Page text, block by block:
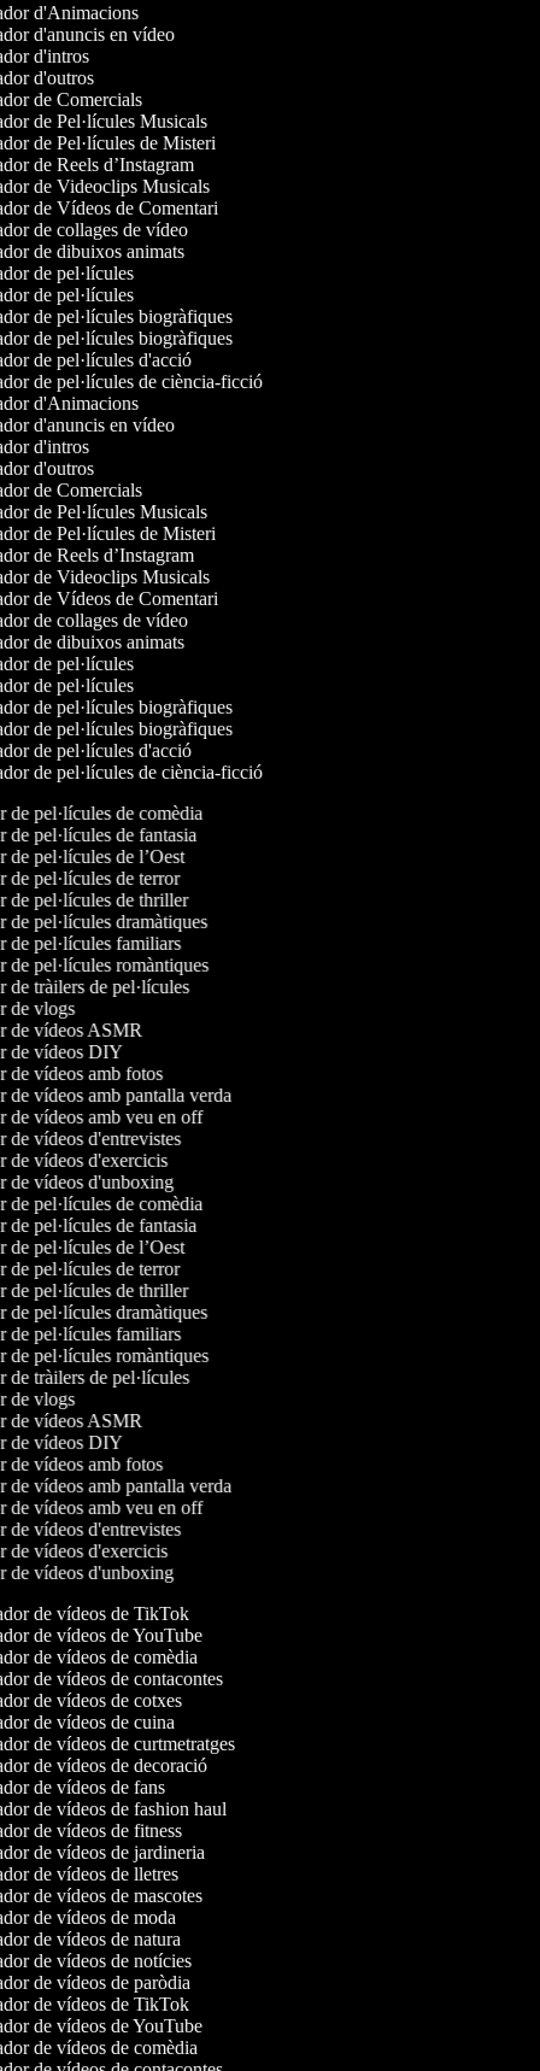
d'Animacions
d'anuncis en vídeo
d'intros
d'outros
de Comercials
de Pel·lícules Musicals
de Pel·lícules de Misteri
de Reels d’Instagram
de Videoclips Musicals
de Vídeos de Comentari
de collages de vídeo
de dibuixos animats
de pel·lícules
de pel·lícules
de pel·lícules biogràfiques
de pel·lícules biogràfiques
de pel·lícules d'acció
de pel·lícules de ciència-ficció
d'Animacions
d'anuncis en vídeo
d'intros
d'outros
de Comercials
de Pel·lícules Musicals
de Pel·lícules de Misteri
de Reels d’Instagram
de Videoclips Musicals
de Vídeos de Comentari
de collages de vídeo
de dibuixos animats
de pel·lícules
de pel·lícules
de pel·lícules biogràfiques
de pel·lícules biogràfiques
de pel·lícules d'acció
de pel·lícules de ciència-ficció
de pel·lícules de comèdia
de pel·lícules de fantasia
de pel·lícules de l’Oest
de pel·lícules de terror
de pel·lícules de thriller
de pel·lícules dramàtiques
de pel·lícules familiars
de pel·lícules romàntiques
de tràilers de pel·lícules
de vlogs
de vídeos ASMR
de vídeos DIY
de vídeos amb fotos
de vídeos amb pantalla verda
de vídeos amb veu en off
de vídeos d'entrevistes
de vídeos d'exercicis
de vídeos d'unboxing
de pel·lícules de comèdia
de pel·lícules de fantasia
de pel·lícules de l’Oest
de pel·lícules de terror
de pel·lícules de thriller
de pel·lícules dramàtiques
de pel·lícules familiars
de pel·lícules romàntiques
de tràilers de pel·lícules
de vlogs
de vídeos ASMR
de vídeos DIY
de vídeos amb fotos
de vídeos amb pantalla verda
de vídeos amb veu en off
de vídeos d'entrevistes
de vídeos d'exercicis
de vídeos d'unboxing
de vídeos de TikTok
de vídeos de YouTube
de vídeos de comèdia
de vídeos de contacontes
de vídeos de cotxes
de vídeos de cuina
de vídeos de curtmetratges
de vídeos de decoració
de vídeos de fans
de vídeos de fashion haul
de vídeos de fitness
de vídeos de jardineria
de vídeos de lletres
de vídeos de mascotes
de vídeos de moda
de vídeos de natura
de vídeos de notícies
de vídeos de paròdia
de vídeos de TikTok
de vídeos de YouTube
de vídeos de comèdia